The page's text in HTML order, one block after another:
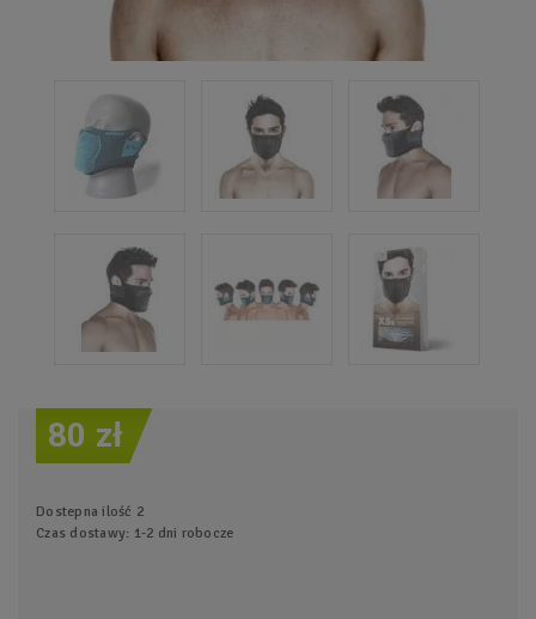
80 zł
Dostepna ilość 2
Czas dostawy: 1-2 dni robocze